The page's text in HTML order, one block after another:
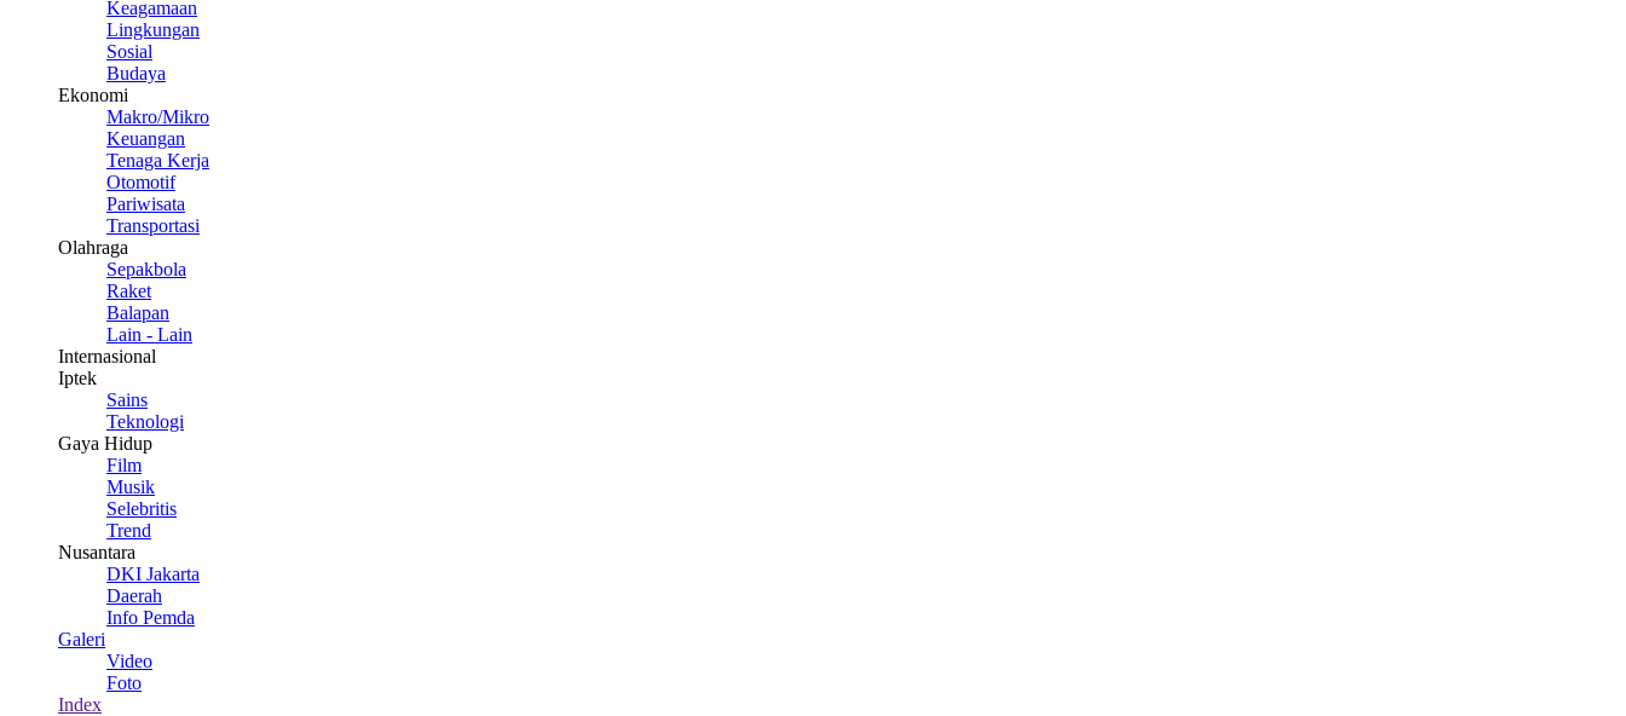
Keagamaan
Lingkungan
Sosial
Budaya
Ekonomi
Makro/Mikro
Keuangan
Tenaga Kerja
Otomotif
Pariwisata
Transportasi
Olahraga
Sepakbola
Raket
Balapan
Lain - Lain
Internasional
Iptek
Sains
Teknologi
Gaya Hidup
Film
Musik
Selebritis
Trend
Nusantara
DKI Jakarta
Daerah
Info Pemda
Galeri
Video
Foto
Index